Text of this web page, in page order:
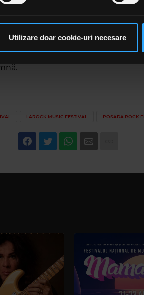
de rețele sociale, de publicitate și
cu alte informații oferite de dvs.
Utilizare doar cookie-uri necesare
LAROCK MUSIC FESTIVAL POSADA ROCK